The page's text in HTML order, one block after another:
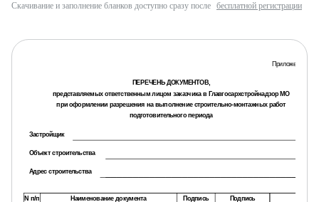
Скачивание и заполнение бланков доступно сразу после бесплатной регистрации
Приложение 1
ПЕРЕЧЕНЬ ДОКУМЕНТОВ,
представляемых ответственным лицом заказчика в Главгосархстройнадзор МО
при оформлении разрешения на выполнение строительно-монтажных работ
подготовительного периода
Застройщик
Объект строительства
Адрес строительства
N п/п Наименование документа Подпись Подпись